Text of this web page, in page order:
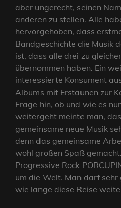
aber ungerecht, seinen
anderen zu stellen. Alle
hervorgehoben, dass
Bandgeschichte die Musik
ist, dass alle drei zu
übernommen haben. Ein
interessierte Konsument
Albums mit Erstaunen zur
Frage hin, ob und wie es
weitergeht meinte man,
gemeinsame neue Musik
denn das gemeinsame
wohl großen Spaß
Progressive Rock
um die Welt. Man darf sehr
wie lange diese Reise